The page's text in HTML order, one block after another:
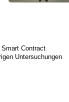
Contract
Untersuchungen